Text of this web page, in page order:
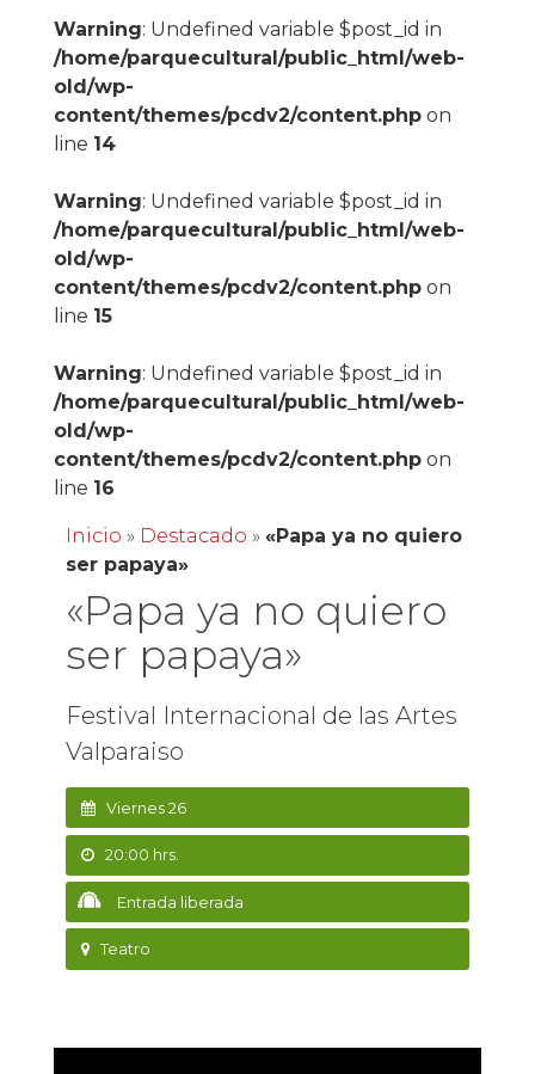
Warning: Undefined variable $post_id in
/home/parquecultural/public_html/web-
old/wp-
content/themes/pcdv2/content.phpon
line 14
Warning: Undefined variable $post_id in
/home/parquecultural/public_html/web-
old/wp-
content/themes/pcdv2/content.phpon
line 15
Warning: Undefined variable $post_id in
/home/parquecultural/public_html/web-
old/wp-
content/themes/pcdv2/content.phpon
line 16
Inicio » Destacado » «Papa ya no quiero
ser papaya»
«Papa ya no quiero
ser papaya»
Festival Internacional de las Artes
Valparaiso
Viernes 26
20:00 hrs.
Entrada liberada
Teatro